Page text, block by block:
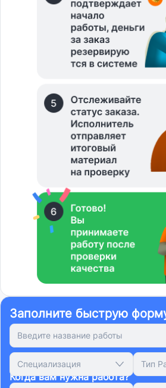
Заполните быструю
Специализация Тип
Когда вам нужна работа?